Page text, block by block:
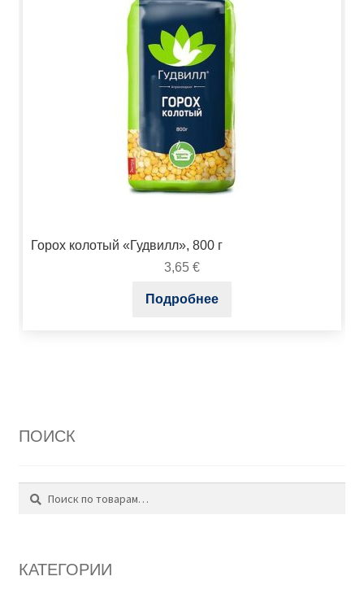
Горох колотый «Гудвилл», 800 г
3,65 €
Подробнее
ПОИСК
Поиск
КАТЕГОРИИ